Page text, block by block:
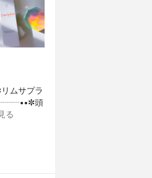
ムサプラ
頭
る